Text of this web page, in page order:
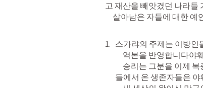
고 재산을 빼앗겼던 나라들
살아남은 자들에 대한 예
스가랴의 주제는 이방인
들에서 온 생존자들은